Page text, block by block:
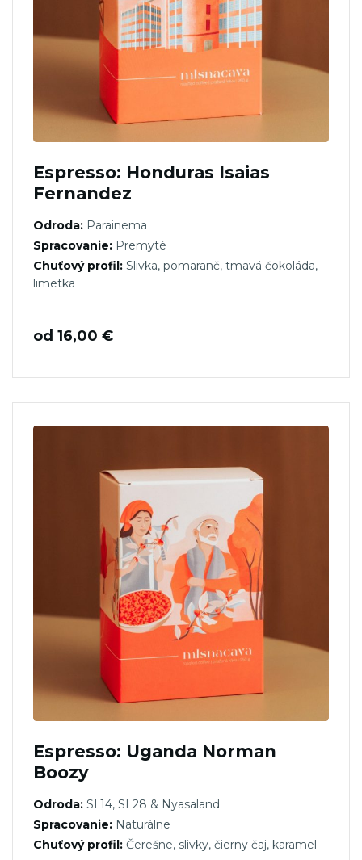
Espresso: Honduras Isaias
Fernandez
Odroda: Parainema
Spracovanie: Premyté
Chuťový profil: Slivka, pomaranč, tmavá čokoláda,
limetka
od 16,00 €
Espresso: Uganda Norman
Boozy
Odroda: SL14, SL28 & Nyasaland
Spracovanie: Naturálne
Chuťový profil: Čerešne, slivky, čierny čaj, karamel